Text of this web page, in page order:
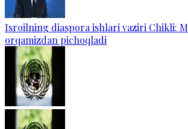
Isroilning diaspora ishlari vaziri Chikli:
orqamizdan pichoqladi